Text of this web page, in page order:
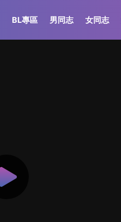
BL專區 男同志 女同志